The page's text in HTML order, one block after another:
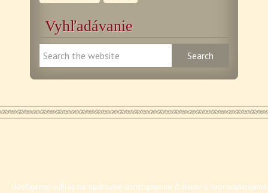
Vyhľadávanie
Udeľujeme súhlas na opätovné sprístupnenie článkov a reprodukovanie